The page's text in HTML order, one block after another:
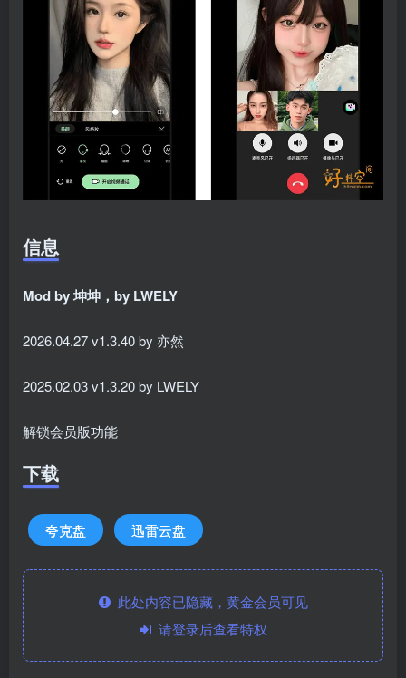
信息
Mod by 坤坤，by LWELY
2026.04.27 v1.3.40 by 亦然
2025.02.03 v1.3.20 by LWELY
解锁会员版功能
下载
夸克盘 迅雷云盘
此处内容已隐藏，黄金会员可见
请登录后查看特权